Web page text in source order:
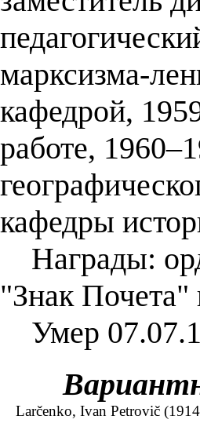
марксизма-
кафедрой,
работе,
кафедры
Награды:
"Знак Почета"
Умер
Larčenko, Ivan Petrovič